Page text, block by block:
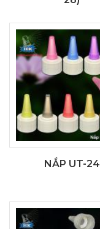
NẮP UT-24